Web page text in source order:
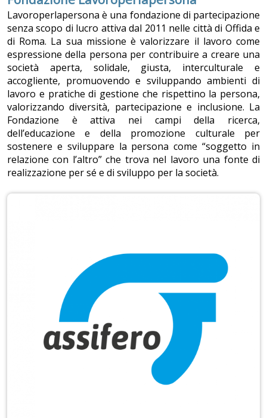
Lavoroperlapersona è una fondazione di partecipazione
senza scopo di lucro attiva dal 2011 nelle città di Offida e
di Roma. La sua missione è valorizzare il lavoro come
espressione della persona per contribuire a creare una
società aperta, solidale, giusta, interculturale e
accogliente, promuovendo e sviluppando ambienti di
lavoro e pratiche di gestione che rispettino la persona,
valorizzando diversità, partecipazione e inclusione. La
Fondazione è attiva nei campi della ricerca,
dell’educazione e della promozione culturale per
sostenere e sviluppare la persona come “soggetto in
relazione con l’altro” che trova nel lavoro una fonte di
realizzazione per sé e di sviluppo per la società.